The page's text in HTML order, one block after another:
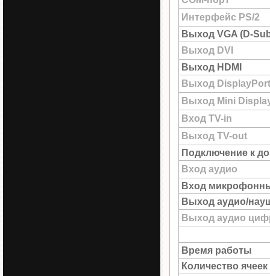
Интерфейс PS/2
Выход VGA (D-
Выход DVI
Выход HDMI
Выход DisplayPort
Выход Mini
Вход TV-in
Выход TV-out
Подключение к
Вход аудио
Вход
Выход аудио/
Выход аудио
Время работы
Количество